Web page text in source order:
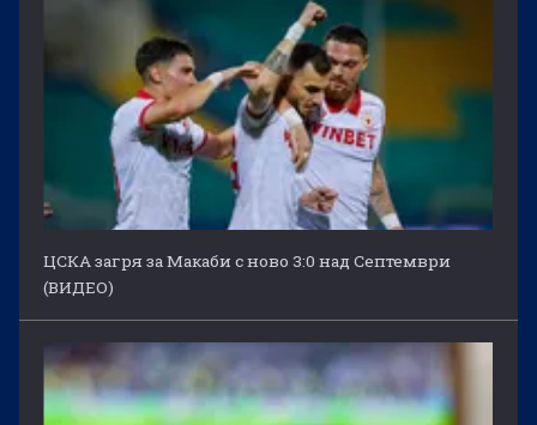
ЦСКА загря за Макаби с ново 3:0 над Септември
(ВИДЕО)